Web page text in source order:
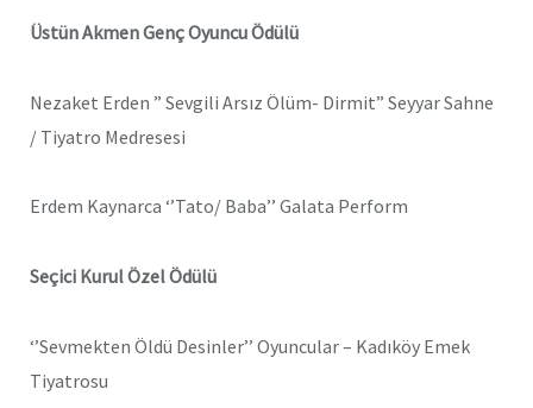
Üstün Akmen Genç Oyuncu Ödülü
Nezaket Erden ” Sevgili Arsız Ölüm- Dirmit” Seyyar Sahne
/ Tiyatro Medresesi
Erdem Kaynarca ‘’Tato/ Baba’’ Galata Perform
Seçici Kurul Özel Ödülü
‘’Sevmekten Öldü Desinler’’ Oyuncular – Kadıköy Emek
Tiyatrosu